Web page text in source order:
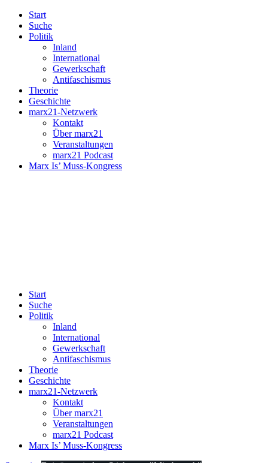
Start
Suche
Politik
Inland
International
Gewerkschaft
Antifaschismus
Theorie
Geschichte
marx21-Netzwerk
Kontakt
Über marx21
Veranstaltungen
marx21 Podcast
Marx Is’ Muss-Kongress
Start
Suche
Politik
Inland
International
Gewerkschaft
Antifaschismus
Theorie
Geschichte
marx21-Netzwerk
Kontakt
Über marx21
Veranstaltungen
marx21 Podcast
Marx Is’ Muss-Kongress